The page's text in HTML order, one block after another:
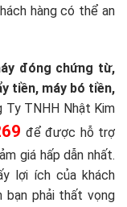
hàng có thể an
đóng chứng từ,
tiền, máy bó tiền,
Ty TNHH Nhật Kim
để được hỗ trợ
giá hấp dẫn nhất.
lợi ích của khách
bạn phải thất vọng